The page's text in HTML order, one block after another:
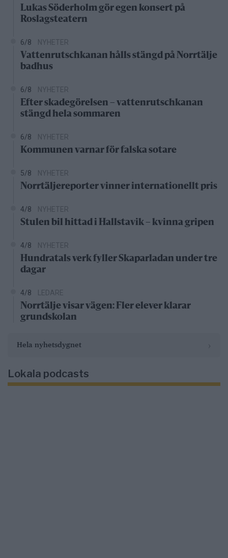
Lukas Söderholm gör egen konsert på
Roslagsteatern
6/8 NYHETER
Vattenrutschkanan hålls stängd på Norrtälje
badhus
6/8 NYHETER
Efter skadegörelsen – vattenrutschkanan
stängd hela sommaren
6/8 NYHETER
Kommunen varnar för falska sotare
5/8 NYHETER
Norrtäljereporter vinner internationellt pris
4/8 NYHETER
Stulen bil hittad i Hallstavik – kvinna gripen
4/8 NYHETER
Hundratals verk fyller Skaparladan under tre
dagar
4/8 LEDARE
Norrtälje visar vägen: Fler elever klarar
grundskolan
Hela nyhetsdygnet
Lokala podcasts